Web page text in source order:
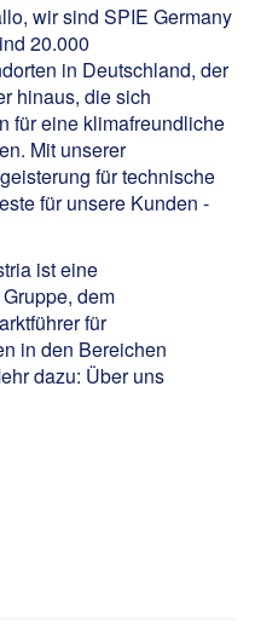
wir sind SPIE Germany
20.000
in Deutschland, der
hinaus, die sich
für eine klimafreundliche
Mit unserer
für technische
für unsere Kunden -
ist eine
dem
für
in den Bereichen
dazu: Über uns